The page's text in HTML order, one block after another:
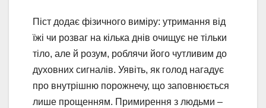
Піст додає фізичного виміру: утримання від
їжі чи розваг на кілька днів очищує не тільки
тіло, але й розум, роблячи його чутливим до
духовних сигналів. Уявіть, як голод нагадує
про внутрішню порожнечу, що заповнюється
лише прощенням. Примирення з людьми –